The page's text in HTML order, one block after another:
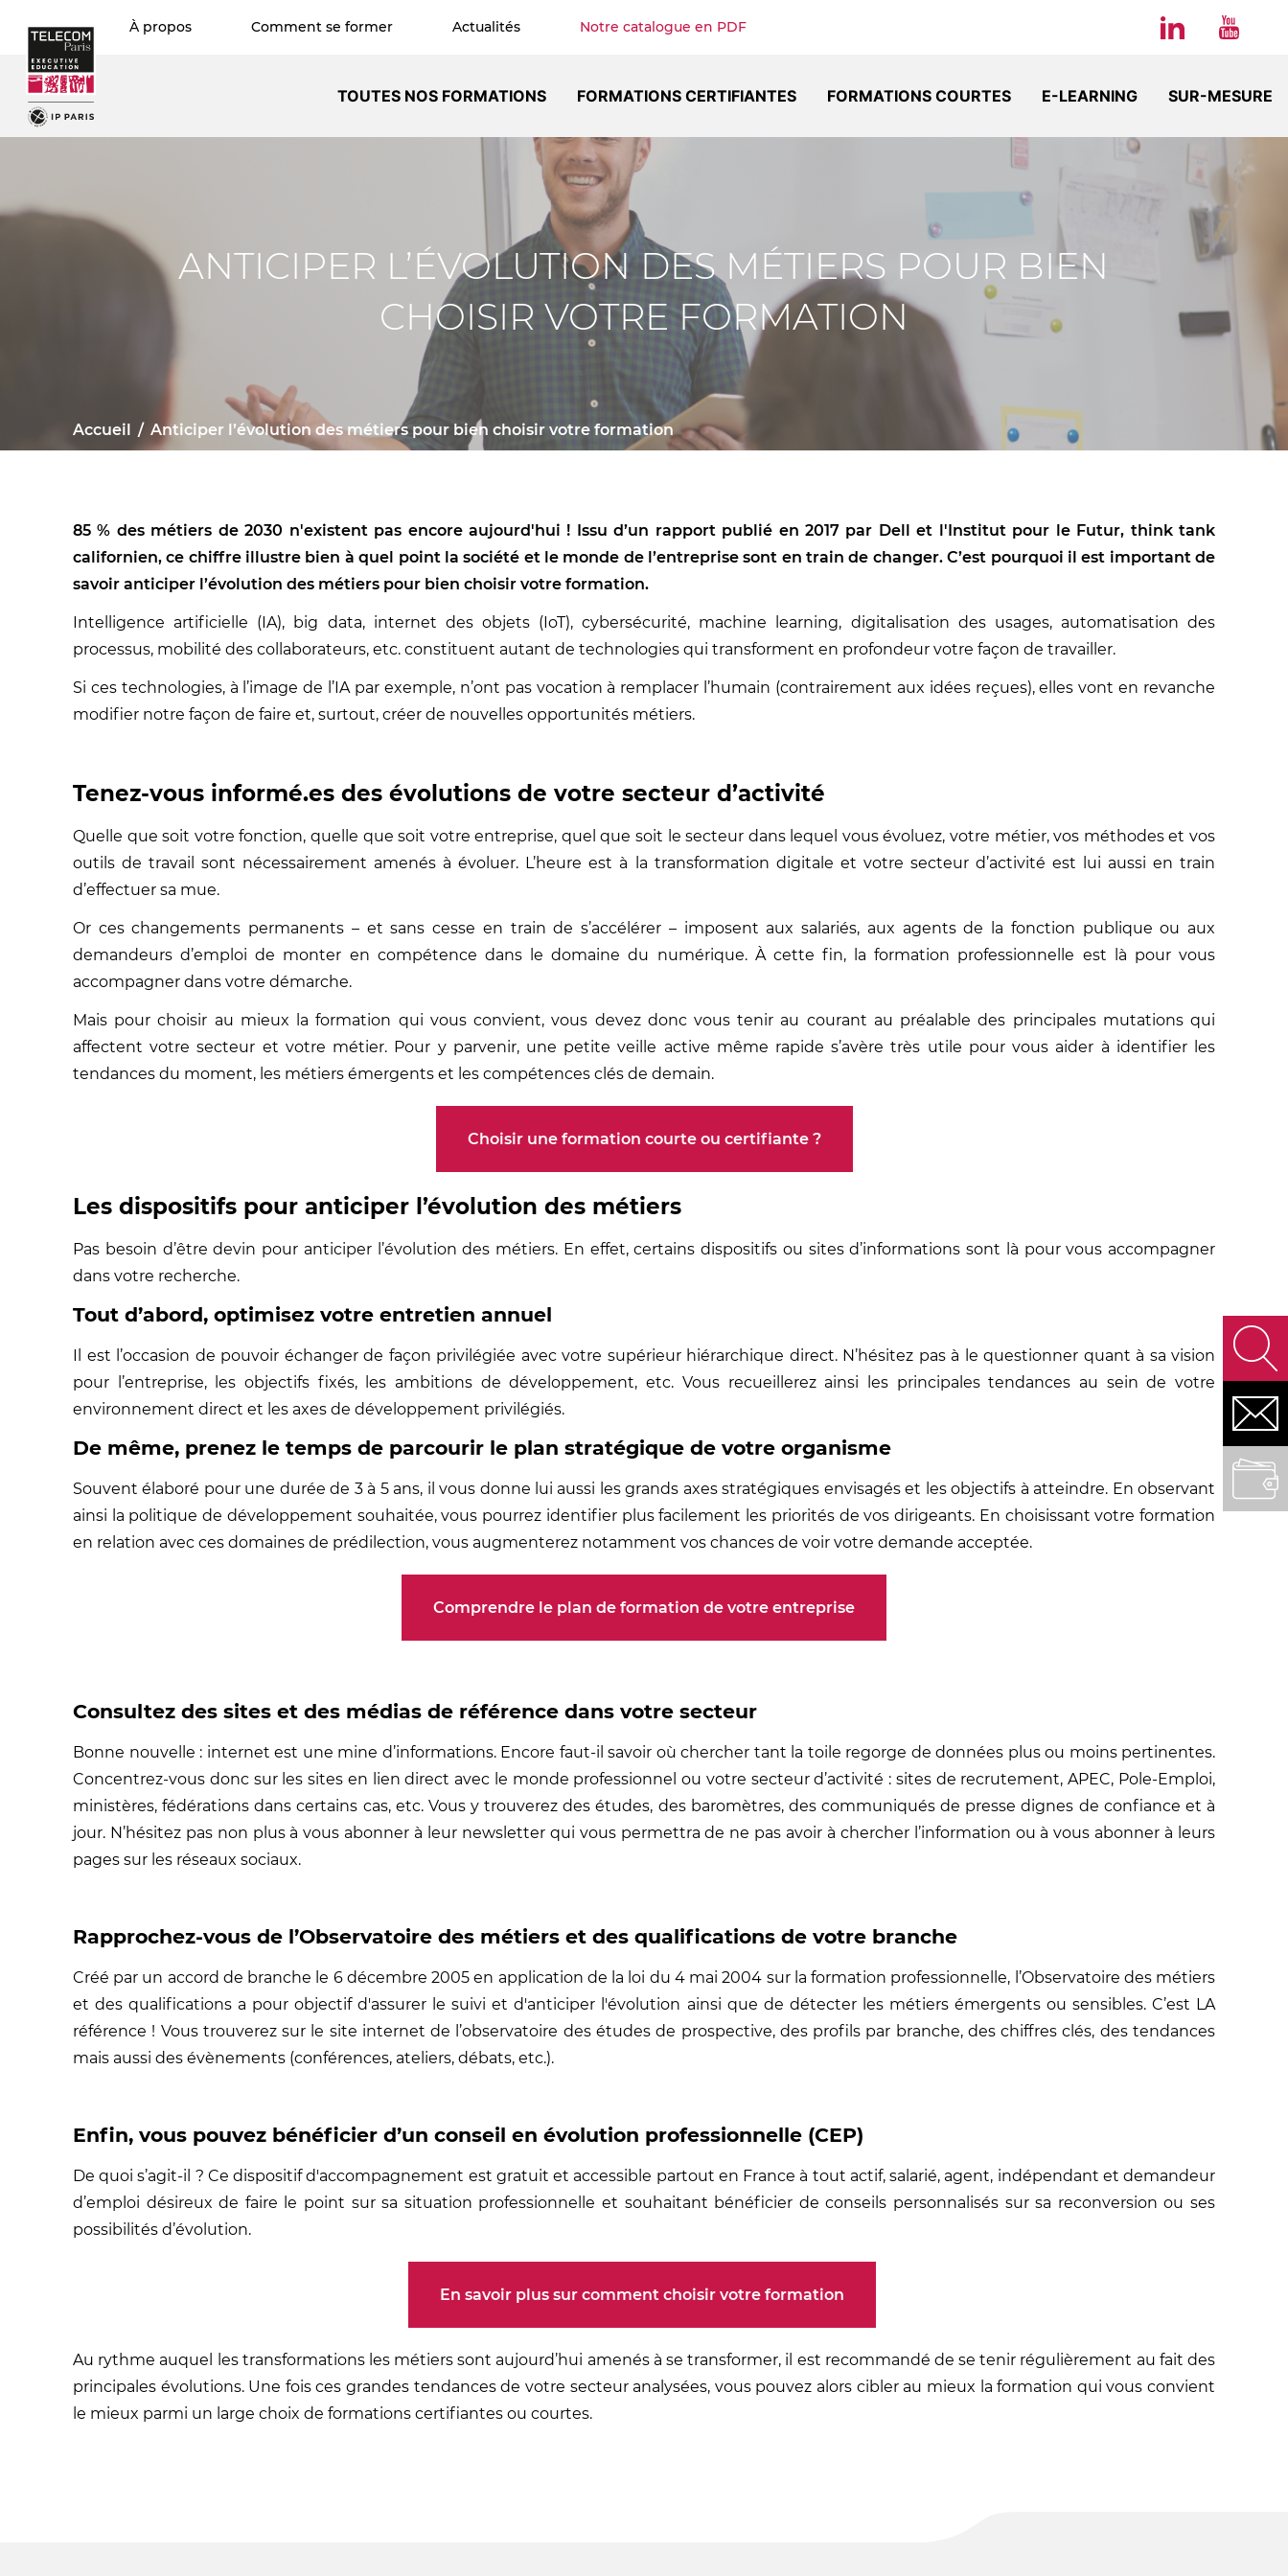
À propos Comment se former Actualités Notre catalogue en PDF
TOUTES NOS FORMATIONS FORMATIONS CERTIFIANTES FORMATIONS COURTES E-LEARNING SUR-MESURE
NOUS
FINANCER VOTRE
ANTICIPER L’ÉVOLUTION DES MÉTIERS POUR BIEN
CHOISIR VOTRE FORMATION
Accueil Anticiper l’évolution des métiers pour bien choisir votre formation
85 % des métiers de 2030 n'existent pas encore aujourd'hui ! Issu d’un rapport publié en 2017 par Dell et l'Institut pour le Futur, think tank
californien, ce chiffre illustre bien à quel point la société et le monde de l’entreprise sont en train de changer. C’est pourquoi il est important de
savoir anticiper l’évolution des métiers pour bien choisir votre formation.
Intelligence artificielle (IA), big data, internet des objets (IoT), cybersécurité, machine learning, digitalisation des usages, automatisation des
processus, mobilité des collaborateurs, etc. constituent autant de technologies qui transforment en profondeur votre façon de travailler.
Si ces technologies, à l’image de l’IA par exemple, n’ont pas vocation à remplacer l’humain (contrairement aux idées reçues), elles vont en revanche
modifier notre façon de faire et, surtout, créer de nouvelles opportunités métiers.
Tenez-vous informé.es des évolutions de votre secteur d’activité
Quelle que soit votre fonction, quelle que soit votre entreprise, quel que soit le secteur dans lequel vous évoluez, votre métier, vos méthodes et vos
outils de travail sont nécessairement amenés à évoluer. L’heure est à la transformation digitale et votre secteur d’activité est lui aussi en train
d’effectuer sa mue.
Or ces changements permanents – et sans cesse en train de s’accélérer – imposent aux salariés, aux agents de la fonction publique ou aux
demandeurs d’emploi de monter en compétence dans le domaine du numérique. À cette fin, la formation professionnelle est là pour vous
accompagner dans votre démarche.
Mais pour choisir au mieux la formation qui vous convient, vous devez donc vous tenir au courant au préalable des principales mutations qui
affectent votre secteur et votre métier. Pour y parvenir, une petite veille active même rapide s’avère très utile pour vous aider à identifier les
tendances du moment, les métiers émergents et les compétences clés de demain.
Choisir une formation courte ou certifiante ?
Les dispositifs pour anticiper l’évolution des métiers
Pas besoin d’être devin pour anticiper l’évolution des métiers. En effet, certains dispositifs ou sites d’informations sont là pour vous accompagner
dans votre recherche.
Tout d’abord, optimisez votre entretien annuel
Il est l’occasion de pouvoir échanger de façon privilégiée avec votre supérieur hiérarchique direct. N’hésitez pas à le questionner quant à sa vision
pour l’entreprise, les objectifs fixés, les ambitions de développement, etc. Vous recueillerez ainsi les principales tendances au sein de votre
environnement direct et les axes de développement privilégiés.
De même, prenez le temps de parcourir le plan stratégique de votre organisme
Souvent élaboré pour une durée de 3 à 5 ans, il vous donne lui aussi les grands axes stratégiques envisagés et les objectifs à atteindre. En observant
ainsi la politique de développement souhaitée, vous pourrez identifier plus facilement les priorités de vos dirigeants. En choisissant votre formation
en relation avec ces domaines de prédilection, vous augmenterez notamment vos chances de voir votre demande acceptée.
Comprendre le plan de formation de votre entreprise
Consultez des sites et des médias de référence dans votre secteur
Bonne nouvelle : internet est une mine d’informations. Encore faut-il savoir où chercher tant la toile regorge de données plus ou moins pertinentes.
Concentrez-vous donc sur les sites en lien direct avec le monde professionnel ou votre secteur d’activité : sites de recrutement, APEC, Pole-Emploi,
ministères, fédérations dans certains cas, etc. Vous y trouverez des études, des baromètres, des communiqués de presse dignes de confiance et à
jour. N’hésitez pas non plus à vous abonner à leur newsletter qui vous permettra de ne pas avoir à chercher l’information ou à vous abonner à leurs
pages sur les réseaux sociaux.
Rapprochez-vous de l’Observatoire des métiers et des qualifications de votre branche
Créé par un accord de branche le 6 décembre 2005 en application de la loi du 4 mai 2004 sur la formation professionnelle, l’Observatoire des métiers
et des qualifications a pour objectif d'assurer le suivi et d'anticiper l'évolution ainsi que de détecter les métiers émergents ou sensibles. C’est LA
référence ! Vous trouverez sur le site internet de l’observatoire des études de prospective, des profils par branche, des chiffres clés, des tendances
mais aussi des évènements (conférences, ateliers, débats, etc.).
Enfin, vous pouvez bénéficier d’un conseil en évolution professionnelle (CEP)
De quoi s’agit-il ? Ce dispositif d'accompagnement est gratuit et accessible partout en France à tout actif, salarié, agent, indépendant et demandeur
d’emploi désireux de faire le point sur sa situation professionnelle et souhaitant bénéficier de conseils personnalisés sur sa reconversion ou ses
possibilités d’évolution.
En savoir plus sur comment choisir votre formation
Au rythme auquel les transformations les métiers sont aujourd’hui amenés à se transformer, il est recommandé de se tenir régulièrement au fait des
principales évolutions. Une fois ces grandes tendances de votre secteur analysées, vous pouvez alors cibler au mieux la formation qui vous convient
le mieux parmi un large choix de formations certifiantes ou courtes.